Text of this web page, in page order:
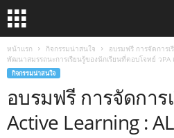
หน้าแรก กิจกรรมน่าสนใจ
อบรมฟรี การจัดการเ
พัฒนาสมรรถนะการเรียนรู้ของนักเรียนที่ตอบโจทย์ ว
กิจกรรมน่าสนใจ
อบรมฟรี การจัดการ
Active Learning :